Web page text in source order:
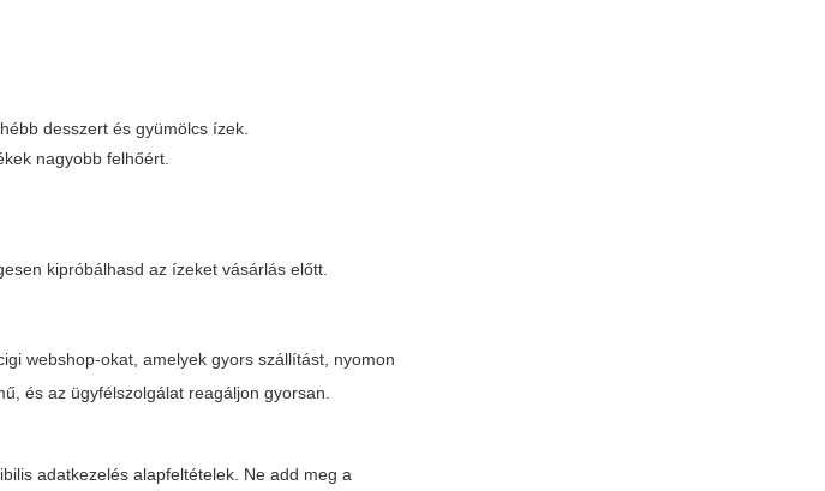
desszert és gyümölcs ízek.
nagyobb felhőért.
kipróbálhasd az ízeket vásárlás előtt.
webshop-okat, amelyek gyors szállítást, nyomon
és az ügyfélszolgálat reagáljon gyorsan.
adatkezelés alapfeltételek. Ne add meg a